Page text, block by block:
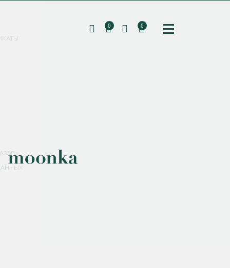
Соглашаюсь с
0 0